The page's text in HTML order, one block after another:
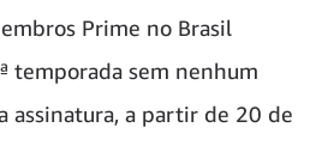
Prime no Brasil
temporada sem nenhum
assinatura, a partir de 20 de